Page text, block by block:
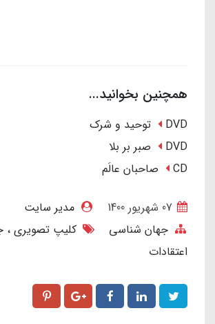
همچنین بخوانید...
DVD توحید و شرک
DVD صبر بر بلا
CD صاحبان عالَم
مدیر سایت
جهان شناسی
کلیپ تصویری
اعتقادات